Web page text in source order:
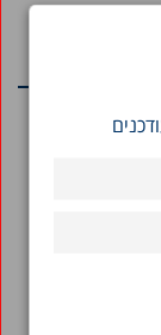
הרווחה